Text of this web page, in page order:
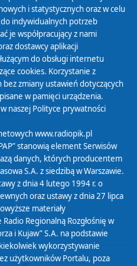
i statystycznych oraz w celu
indywidualnych potrzeb
je współpracujący z nami
dostawcy aplikacji
do obsługi internetu
cookies. Korzystanie z
zmiany ustawień dotyczących
w pamięci urządzenia.
naszej Polityce prywatności
www.radiopik.pl
stanowią element Serwisów
danych, których producentem
S.A. z siedzibą w Warszawie.
z dnia 4 lutego 1994 r. o
oraz ustawy z dnia 27 lipca
materiały
Regionalną Rozgłośnię w
i Kujaw” S.A. na podstawie
wykorzystywanie
użytkowników Portalu, poza